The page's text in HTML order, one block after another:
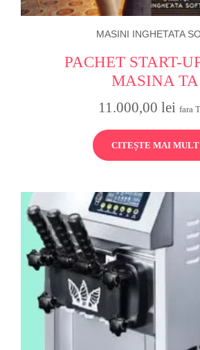
MASINI INGHETATA
PACHET START-
MASINA TA
11.000,00 lei fara
CITEȘTE MAI MULT